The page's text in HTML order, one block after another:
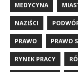
MEDYCYNA
NAZIŚCI
PRAWO PRAWO
RYNEK PRACY